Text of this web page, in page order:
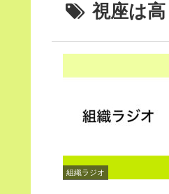
視座は高
組織ラジオ